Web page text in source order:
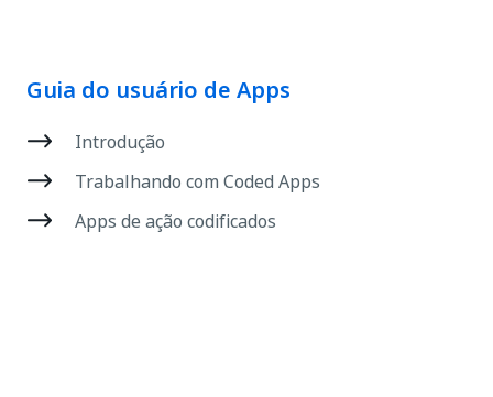
Guia do usuário de Apps
Introdução
Trabalhando com Coded Apps
Apps de ação codificados